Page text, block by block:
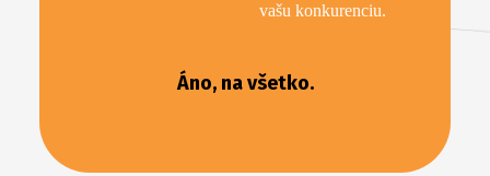
vašu konkurenciu.
Áno, na všetko.